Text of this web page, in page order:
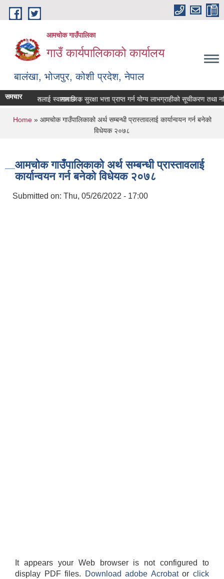
Skip to main content
आमचोक गाउँपालिका
गाउँ कार्यपालिकाको कार्यालय
बालंखा, भोजपुर, कोशी प्रदेश, नेपाल
मा यहाँहरुलाई स्वागत छ ।
समचार
गर्ने सम्बन्धमा। सामाजिक सुरक्षा भत्ता प्राप्‍त गर्न योग्य लाभग्राहीको सूचीकरण तथा
You are here
Home» आमचोक गाउँपालिकाको अर्थ सम्बन्धी प्रास्तावलाई कार्यान्वयन गर्न बनेको
विधेयक २०७८
आमचोक गाउँपालिकाको अर्थ सम्बन्धी प्रास्तावलाई
कार्यान्वयन गर्न बनेको विधेयक २०७८
Submitted on: Thu, 05/26/2022 - 17:00
It appears your Web browser is not configured to
display PDF files.
Download adobe Acrobatorclick